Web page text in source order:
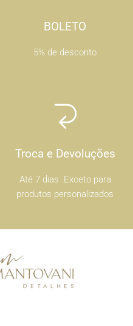
BOLETO
5% de desconto
Troca e Devoluções
Até 7 dias .Exceto para
produtos personalizados